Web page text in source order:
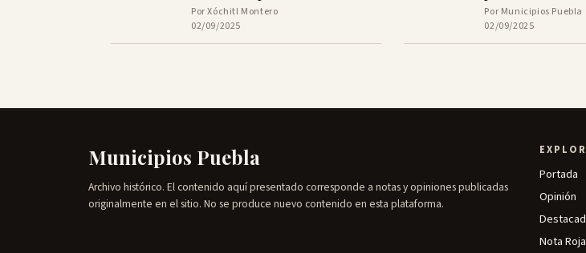
Por Xóchitl Montero
02/09/2025
Por Municipios Puebla
02/09/2025
Municipios Puebla
Archivo histórico. El contenido aquí presentado corresponde a notas y opiniones publicadas
originalmente en el sitio. No se produce nuevo contenido en esta plataforma.
Portada
Opinión
Nota Roja